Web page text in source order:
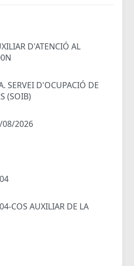
D'ATENCIÓ AL
SERVEI D'OCUPACIÓ DE
(SOIB)
08/2026
COS AUXILIAR DE LA